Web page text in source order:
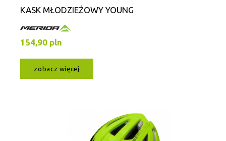
KASK MŁODZIEŻOWY YOUNG
154,90 pln
zobacz więcej